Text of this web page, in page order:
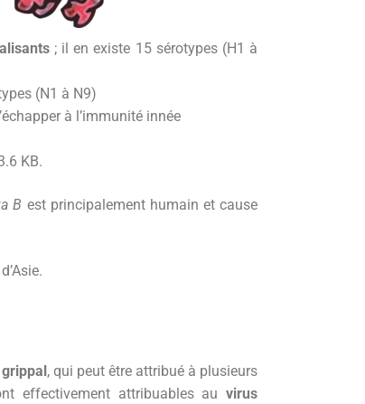
; il en existe 15 sérotypes (H1 à
(N1 à N9)
à l’immunité innée
KB.
B est principalement humain et cause
, qui peut être attribué à plusieurs
effectivement attribuables au virus